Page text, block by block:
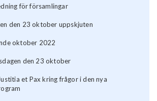
för församlingar
den 23 oktober uppskjuten
oktober 2022
den 23 oktober
et Pax kring frågor i den nya